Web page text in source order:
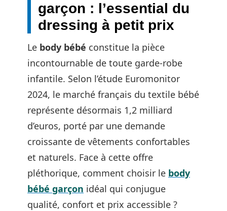
garçon : l’essential du
dressing à petit prix
Le body bébé constitue la pièce
incontournable de toute garde-robe
infantile. Selon l’étude Euromonitor
2024, le marché français du textile bébé
représente désormais 1,2 milliard
d’euros, porté par une demande
croissante de vêtements confortables
et naturels. Face à cette offre
pléthorique, comment choisir le body
bébé garçon idéal qui conjugue
qualité, confort et prix accessible ?